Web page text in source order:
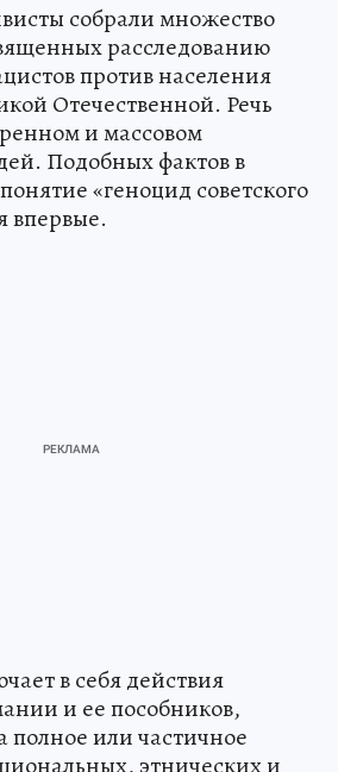
собрали множество
расследованию
против населения
Отечественной. Речь
и массовом
Подобных фактов в
«геноцид советского
впервые.
в себя действия
и ее пособников,
или частичное
этнических и